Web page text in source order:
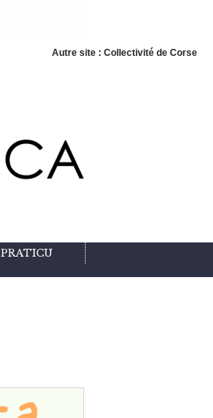
Autre site : Collectivité de Corse
PRATICU